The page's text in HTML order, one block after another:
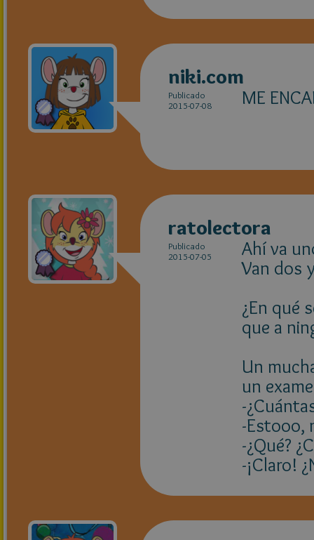
niki.com
Publicado
2015-07-08
ME
ratolectora
Publicado
2015-07-05
Ahí va
Van dos
¿En qué
que a
Un
un
-
-Estooo,
-¿Qué?
-¡Claro!